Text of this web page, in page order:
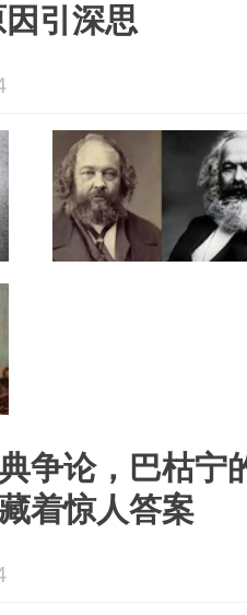
引深思
争论，巴枯宁
着惊人答案